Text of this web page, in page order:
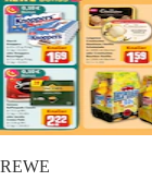
REWE